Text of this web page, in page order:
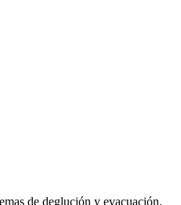
de deglución y evacuación.